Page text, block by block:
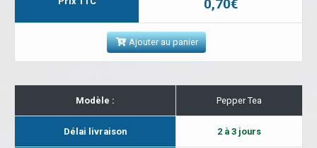
0,70€
Ajouter au panier
Modèle : Pepper Tea
Délai livraison 2 à 3 jours